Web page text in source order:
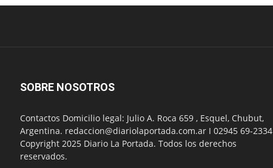
SOBRE NOSOTROS
Contactos Domicilio legal: Julio A. Roca 659 , Esquel, Chubut,
Argentina. redaccion@diariolaportada.com.ar I 02945 69-2334
Copyright 2025 Diario La Portada. Todos los derechos
reservados.